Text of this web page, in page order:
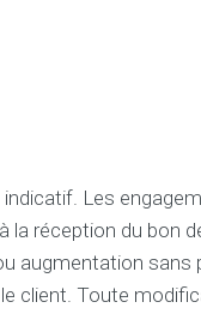
d
e
c
o
Les
la réception du bon
augmentation
client. Toute